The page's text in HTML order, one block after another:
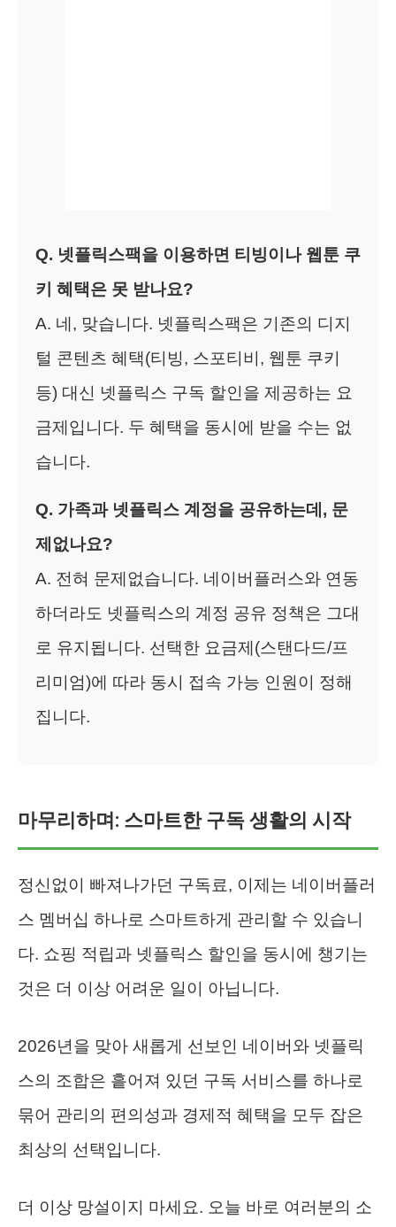
Q. 넷플릭스팩을 이용하면 티빙이나 웹툰 쿠
키 혜택은 못 받나요?
A. 네, 맞습니다. 넷플릭스팩은 기존의 디지
털 콘텐츠 혜택(티빙, 스포티비, 웹툰 쿠키
등) 대신 넷플릭스 구독 할인을 제공하는 요
금제입니다. 두 혜택을 동시에 받을 수는 없
습니다.
Q. 가족과 넷플릭스 계정을 공유하는데, 문
제없나요?
A. 전혀 문제없습니다. 네이버플러스와 연동
하더라도 넷플릭스의 계정 공유 정책은 그대
로 유지됩니다. 선택한 요금제(스탠다드/프
리미엄)에 따라 동시 접속 가능 인원이 정해
집니다.
마무리하며: 스마트한 구독 생활의 시작
정신없이 빠져나가던 구독료, 이제는 네이버플러
스 멤버십 하나로 스마트하게 관리할 수 있습니
다. 쇼핑 적립과 넷플릭스 할인을 동시에 챙기는
것은 더 이상 어려운 일이 아닙니다.
2026년을 맞아 새롭게 선보인 네이버와 넷플릭
스의 조합은 흩어져 있던 구독 서비스를 하나로
묶어 관리의 편의성과 경제적 혜택을 모두 잡은
최상의 선택입니다.
더 이상 망설이지 마세요. 오늘 바로 여러분의 소